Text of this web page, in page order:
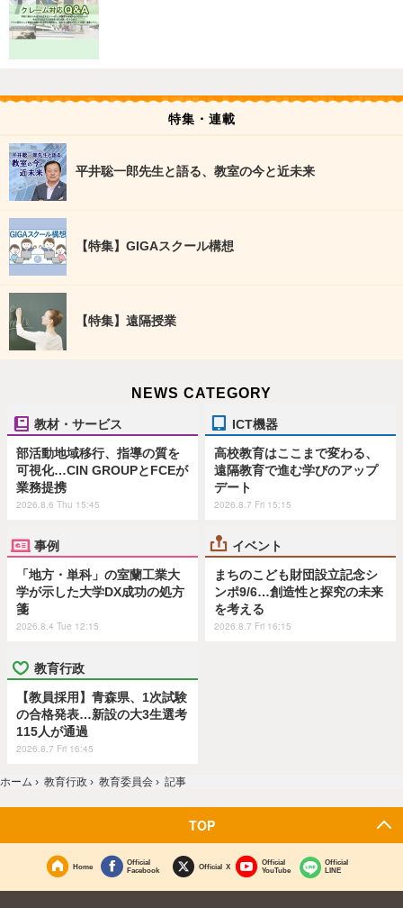
特集・連載
平井聡一郎先生と語る、教室の今と近未来
【特集】GIGAスクール構想
【特集】遠隔授業
NEWS CATEGORY
教材・サービス
部活動地域移行、指導の質を
可視化…CIN GROUPとFCEが
業務提携
2026.8.6 Thu 15:45
ICT機器
高校教育はここまで変わる、
遠隔教育で進む学びのアップ
デート
2026.8.7 Fri 15:15
事例
「地方・単科」の室蘭工業大
学が示した大学DX成功の処方
箋
2026.8.4 Tue 12:15
イベント
まちのこども財団設立記念シ
ンポ9/6…創造性と探究の未来
を考える
2026.8.7 Fri 16:15
教育行政
【教員採用】青森県、1次試験
の合格発表…新設の大3生選考
115人が通過
2026.8.7 Fri 16:45
ホーム › 教育行政 › 教育委員会 › 記事
TOP
Home
Official
Facebook
Official X
Official
YouTube
Official
LINE